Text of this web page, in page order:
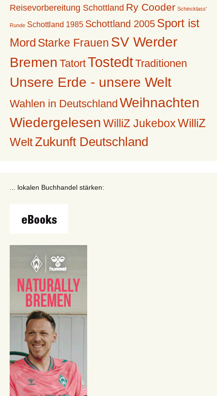
Reisevorbereitung Schottland Ry Cooder Schincklass'
Runde Schottland 1985 Schottland 2005 Sport ist
Mord Starke Frauen SV Werder
Bremen TatortTostedtTraditionen
Unsere Erde - unsere Welt
Wahlen in Deutschland Weihnachten
Wiedergelesen WilliZ Jukebox WilliZ
WeltZukunft Deutschland
... lokalen Buchhandel stärken: